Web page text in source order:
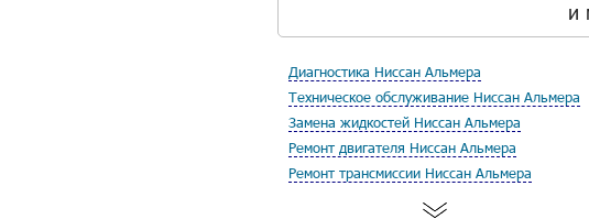
и
Диагностика Ниссан Альмера
Техническое обслуживание Ниссан Альмера
Замена жидкостей Ниссан Альмера
Ремонт двигателя Ниссан Альмера
Ремонт трансмиссии Ниссан Альмера